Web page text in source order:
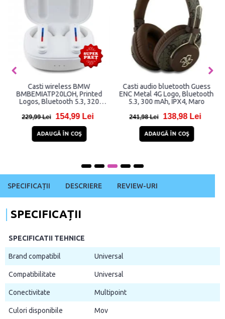
Casti wireless BMW
BMBEMIATP20LOH, Printed
Logos, Bluetooth 5.3, 320
229,99 Lei 154,99 Lei
ADAUGĂ ÎN COŞ
Casti audio bluetooth Guess
ENC Metal 4G Logo, Bluetooth
5.3, 300 mAh, IPX4, Maro
241,98 Lei 138,98 Lei
ADAUGĂ ÎN COŞ
SPECIFICAȚII DESCRIERE REVIEW-URI
SPECIFICAȚII
SPECIFICATII TEHNICE
Brand compatibil Universal
Compatibilitate Universal
Conectivitate Multipoint
Culori disponibile Mov